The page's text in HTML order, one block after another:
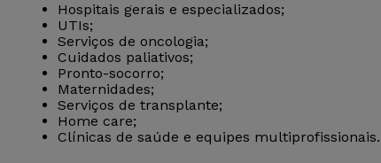
Hospitais gerais e especializados;
UTIs;
Serviços de oncologia;
Cuidados paliativos;
Pronto-socorro;
Maternidades;
Serviços de transplante;
Home care;
Clínicas de saúde e equipes multiprofissionais.